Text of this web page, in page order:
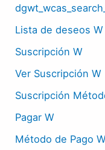
Lista de deseos W
Suscripción W
Ver Suscripción W
Suscripción
Pagar W
Método de Pago W